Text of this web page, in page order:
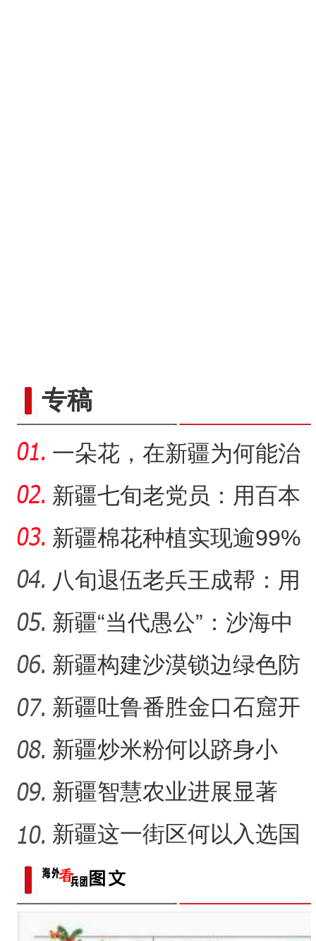
专稿
一朵花，在新疆为何能治
沙又致富？
新疆七旬老党员：用百本
日记记录村子半个多世纪
变
新疆棉花种植实现逾99%
机械化播种
八旬退伍老兵王成帮：用
半生光阴为城市披绿装
新疆“当代愚公”：沙海中
41载“凿”34公里“绿色
新疆构建沙漠锁边绿色防
护带 从“锁边绿化”到“产
新疆吐鲁番胜金口石窟开
放有何特殊意义？
新疆炒米粉何以跻身小
吃“顶流”？
新疆智慧农业进展显著
新疆这一街区何以入选国
家级旅游休闲街区名单？